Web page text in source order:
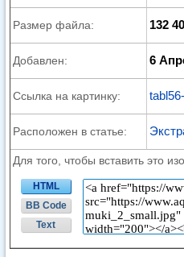
Размер файла: 132
Добавлен: 6
Ссылка на картинку:
Расположен в статье:
Для того, чтобы вставить это
HTML
BB Code
Text